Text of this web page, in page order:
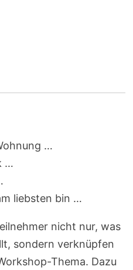
…
…
liebsten bin …
nicht nur, was
sondern verknüpfen
Thema. Dazu